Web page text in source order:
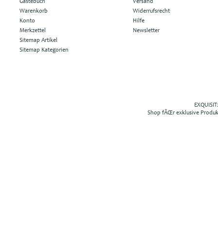
Gästebuch
Warenkorb
Konto
Merkzettel
Sitemap Artikel
Sitemap Kategorien
Versand
Widerrufsrecht
Hilfe
Newsletter
Shop fÃŒr exklusive